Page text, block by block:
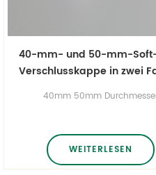
40-mm- und 50-mm-
Verschlusskappe in zwei
40mm 50mm
neuen Stil benutzerdefinierte
für Ober- und Unterteil
WEITERLESEN